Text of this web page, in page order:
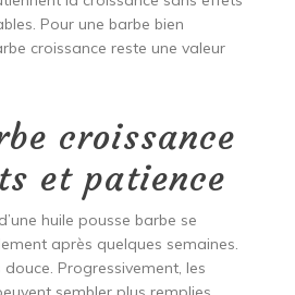
Pour une barbe bien
croissance reste une valeur
croissance
et patience
huile pousse barbe se
après quelques semaines.
Progressivement, les